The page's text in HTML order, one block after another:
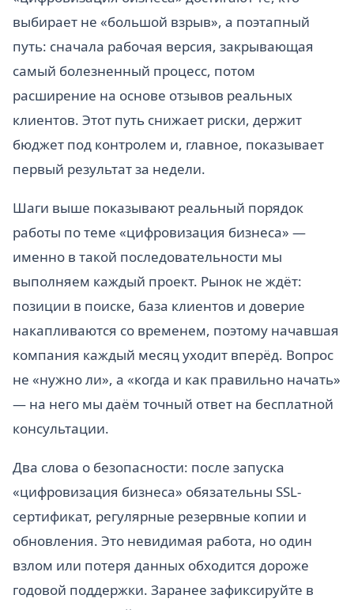
выбирает не «большой взрыв», а поэтапный
путь: сначала рабочая версия, закрывающая
самый болезненный процесс, потом
расширение на основе отзывов реальных
клиентов. Этот путь снижает риски, держит
бюджет под контролем и, главное, показывает
первый результат за недели.
Шаги выше показывают реальный порядок
работы по теме «цифровизация бизнеса» —
именно в такой последовательности мы
выполняем каждый проект. Рынок не ждёт:
позиции в поиске, база клиентов и доверие
накапливаются со временем, поэтому начавшая
компания каждый месяц уходит вперёд. Вопрос
не «нужно ли», а «когда и как правильно начать»
— на него мы даём точный ответ на бесплатной
консультации.
Два слова о безопасности: после запуска
«цифровизация бизнеса» обязательны SSL-
сертификат, регулярные резервные копии и
обновления. Это невидимая работа, но один
взлом или потеря данных обходится дороже
годовой поддержки. Заранее зафиксируйте в